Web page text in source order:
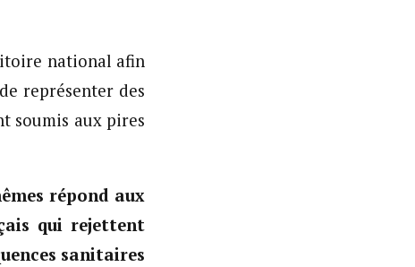
national afin
représenter des
soumis aux pires
répond aux
qui rejettent
sanitaires